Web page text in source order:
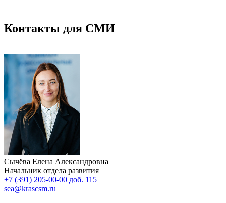
Контакты для СМИ
Сычёва Елена Александровна
Начальник отдела развития
+7 (391) 205-00-00 доб. 115
sea@krascsm.ru